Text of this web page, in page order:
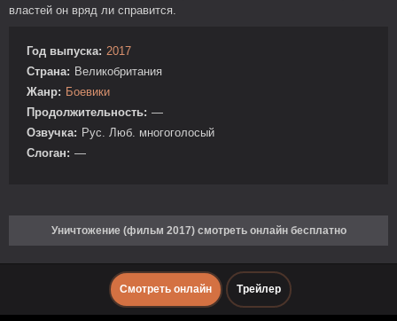
властей он вряд ли справится.
Год выпуска: 2017
Страна: Великобритания
Жанр: Боевики
Продолжительность: —
Озвучка: Рус. Люб. многоголосый
Слоган: —
Уничтожение (фильм 2017) смотреть онлайн бесплатно
Смотреть онлайн Трейлер